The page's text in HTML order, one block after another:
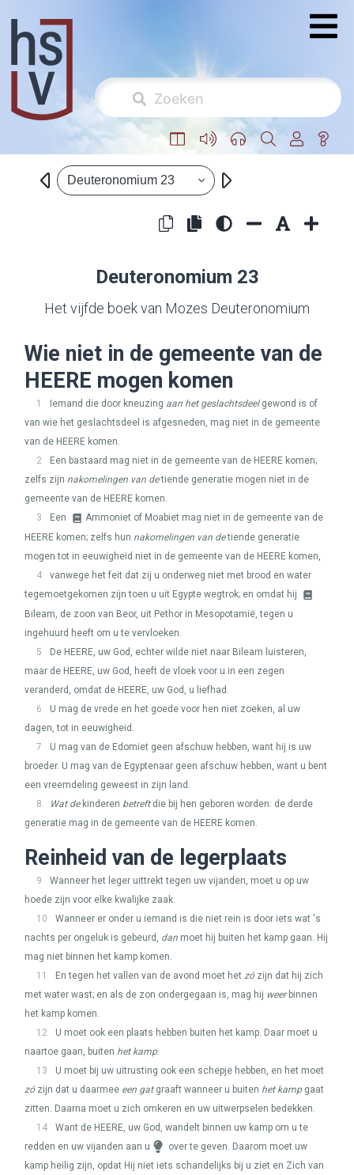
Deuteronomium 23
Deuteronomium 23
Het vijfde boek van Mozes Deuteronomium
Wie niet in de gemeente van de
HEERE mogen komen
1 Iemand die door kneuzing aan het geslachtsdeelgewond is of
van wie het geslachtsdeel is afgesneden, mag niet in de gemeente
van de HEERE komen.
2
Een bastaard mag niet in de gemeente van de HEERE komen;
zelfs zijn nakomelingen van detiende generatie mogen niet in de
gemeente van de HEERE komen.
3
Een
Ammoniet of Moabiet mag niet in de gemeente van de
HEERE komen; zelfs hun nakomelingen van detiende generatie
mogen tot in eeuwigheid niet in de gemeente van de HEERE komen,
4
vanwege het feit dat zij u onderweg niet met brood en water
tegemoetgekomen zijn toen u uit Egypte wegtrok; en omdat hij
Bileam, de zoon van Beor, uit Pethor in Mesopotamië, tegen u
ingehuurd heeft om u te vervloeken.
5
De HEERE, uw God, echter wilde niet naar Bileam luisteren,
maar de HEERE, uw God, heeft de vloek voor u in een zegen
veranderd, omdat de HEERE, uw God, u liefhad.
6
U mag de vrede en het goede voor hen niet zoeken, al uw
dagen, tot in eeuwigheid.
7
U mag van de Edomiet geen afschuw hebben, want hij is uw
broeder. U mag van de Egyptenaar geen afschuw hebben, want u bent
een vreemdeling geweest in zijn land.
8
Wat dekinderen betreftdie bij hen geboren worden: de derde
generatie mag in de gemeente van de HEERE komen.
Reinheid van de legerplaats
9
Wanneer het leger uittrekt tegen uw vijanden, moet u op uw
hoede zijn voor elke kwalijke zaak.
10
Wanneer er onder u iemand is die niet rein is door iets wat 's
nachts per ongeluk is gebeurd, dan moet hij buiten het kamp gaan. Hij
mag niet binnen het kamp komen.
11
En tegen het vallen van de avond moet het zózijn dat hij zich
met water wast; en als de zon ondergegaan is, mag hij weerbinnen
het kamp komen.
12
U moet ook een plaats hebben buiten het kamp. Daar moet u
naartoe gaan, buiten het kamp.
13
U moet bij uw uitrusting ook een schepje hebben, en het moet
zózijn dat u daarmee een gatgraaft wanneer u buiten het kamp gaat
zitten. Daarna moet u zich omkeren en uw uitwerpselen bedekken.
14
Want de HEERE, uw God, wandelt binnen uw kamp om u te
redden en uw vijanden aan u
over te geven. Daarom moet uw
kamp heilig zijn, opdat Hij niet iets schandelijks bij u ziet en Zich van